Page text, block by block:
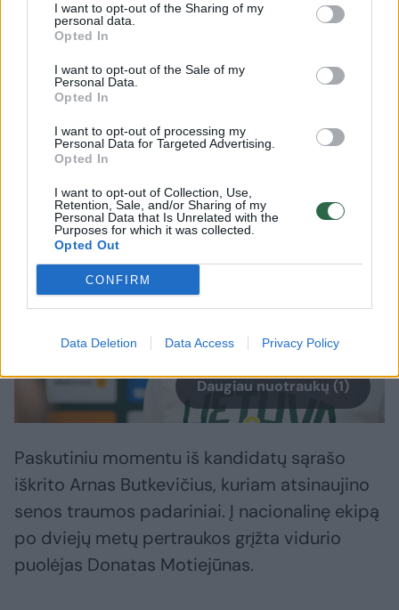
I want to opt-out of the Sharing of my
personal data.
Opted In
I want to opt-out of the Sale of my
Personal Data.
Opted In
I want to opt-out of processing my
Personal Data for Targeted Advertising.
Opted In
I want to opt-out of Collection, Use,
Retention, Sale, and/or Sharing of my
Personal Data that Is Unrelated with the
Purposes for which it was collected.
Opted Out
CONFIRM
Data Deletion Data Access Privacy Policy
Lietuvos rinktinei desperatiškai siekiant
pergalių atrankoje į 2027 metų pasaulio
čempionatą, nemaža dalis krepšininkų
atsisakė atvykti į artėjantį rinktinių langą,
Rimas Kurtinaitis.
Daugiau nuotraukų (1)
Paskutiniu momentu iš kandidatų sąrašo
iškrito Arnas Butkevičius, kuriam atsinaujino
senos traumos padariniai. Į nacionalinę ekipą
po dviejų metų pertraukos grįžta vidurio
puolėjas Donatas Motiejūnas.